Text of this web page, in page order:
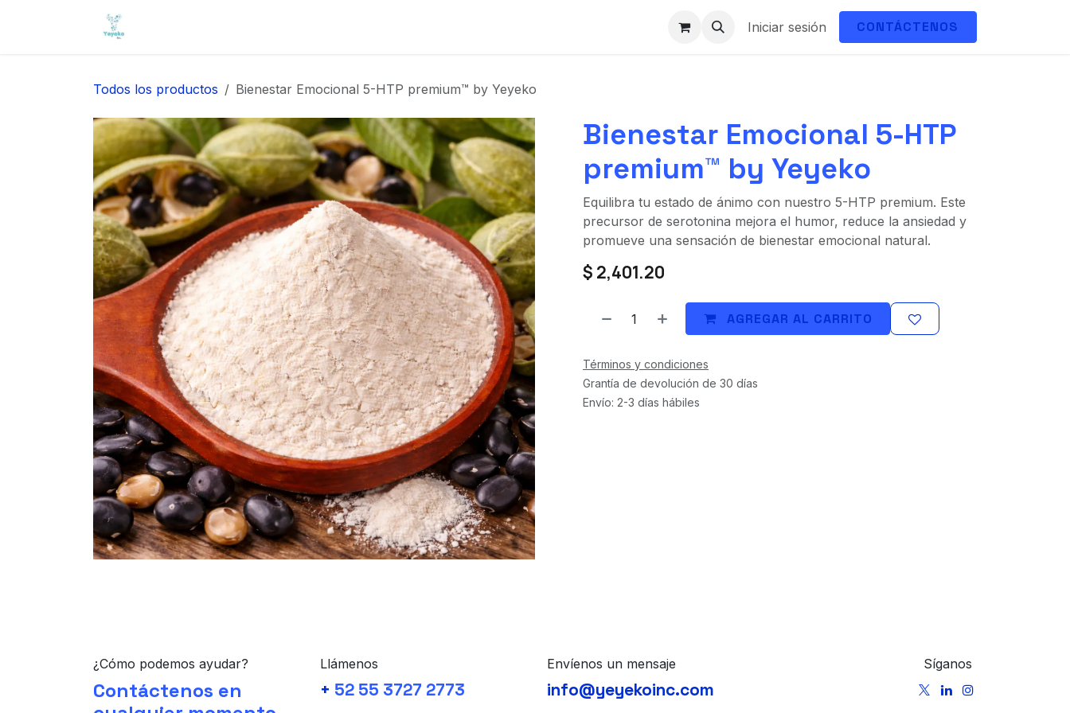
Iniciar sesión CONTÁCTENOS
Todos los productos Bienestar Emocional 5-HTP premium™ by Yeyeko
Bienestar Emocional 5-HTP
premium™ by Yeyeko
Equilibra tu estado de ánimo con nuestro 5-HTP premium. Este
precursor de serotonina mejora el humor, reduce la ansiedad y
promueve una sensación de bienestar emocional natural.
$ 2,401.20
AGREGAR AL CARRITO
Términos y condiciones
Grantía de devolución de 30 días
Envío: 2-3 días hábiles
¿Cómo podemos ayudar?
Contáctenos en
Llámenos
+ 52 55 3727 2773
Envíenos un mensaje
info@yeyekoinc.com
Síganos